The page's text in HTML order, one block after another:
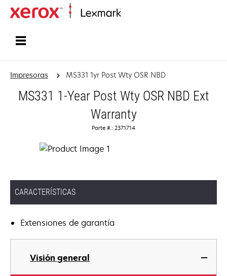
Impresoras MS331 1yr Post Wty OSR NBD
MS331 1-Year Post Wty OSR NBD Ext
Warranty
Parte #.: 2371714
CARACTERÍSTICAS
Extensiones de garantía
Visión general